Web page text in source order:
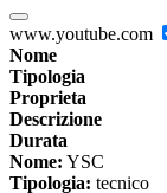
www.youtube.com
Nome
Tipologia
Proprieta
Descrizione
Durata
Nome: YSC
Tipologia: tecnico